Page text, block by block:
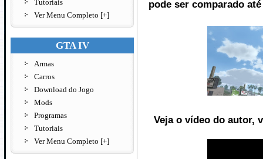
Tutoriais
Ver Menu Completo [+]
GTA IV
Armas
Carros
Download do Jogo
Mods
Programas
Tutoriais
Ver Menu Completo [+]
pode ser comparado
Veja o vídeo do autor,